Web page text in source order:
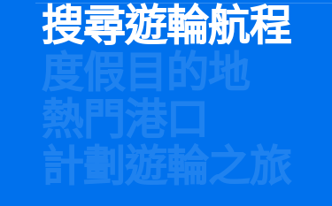
搜尋遊輪航程
度假目的地
熱門港口
計劃遊輪之旅